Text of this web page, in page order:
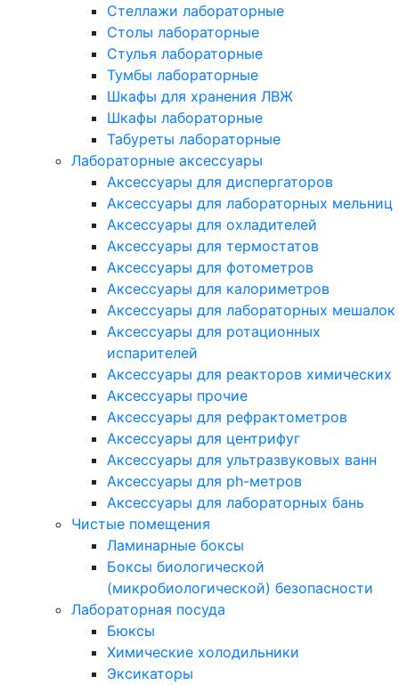
Стеллажи лабораторные
Столы лабораторные
Стулья лабораторные
Тумбы лабораторные
Шкафы для хранения ЛВЖ
Шкафы лабораторные
Табуреты лабораторные
Лабораторные аксессуары
Аксессуары для диспергаторов
Аксессуары для лабораторных мельниц
Аксессуары для охладителей
Аксессуары для термостатов
Аксессуары для фотометров
Аксессуары для калориметров
Аксессуары для лабораторных мешалок
Аксессуары для ротационных
испарителей
Аксессуары для реакторов химических
Аксессуары прочие
Аксессуары для рефрактометров
Аксессуары для центрифуг
Аксессуары для ультразвуковых ванн
Аксессуары для ph-метров
Аксессуары для лабораторных бань
Чистые помещения
Ламинарные боксы
Боксы биологической
(микробиологической) безопасности
Лабораторная посуда
Бюксы
Химические холодильники
Эксикаторы